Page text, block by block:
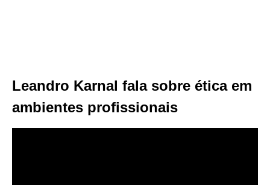
Leandro Karnal fala sobre ética em
ambientes profissionais